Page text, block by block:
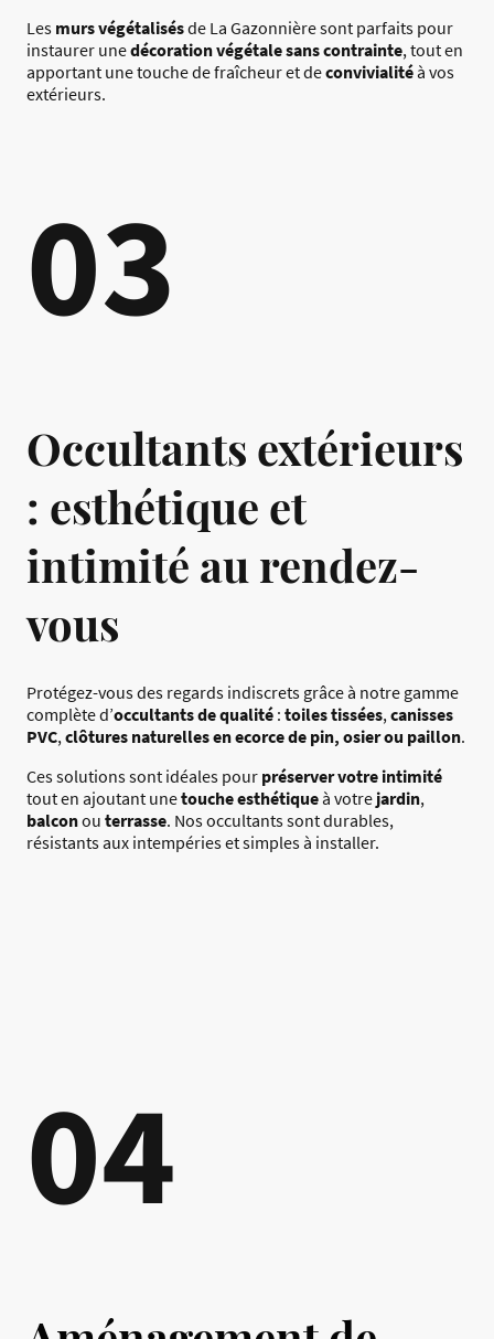
Les murs végétalisésde La Gazonnière sont parfaits pour
instaurer unedécoration végétale sans contrainte, tout en
apportant une touche de fraîcheur et deconvivialitéà vos
extérieurs.
03
Occultants extérieurs
: esthétique et
intimité au rendez-
vous
Protégez-vous des regards indiscrets grâce à notre gamme
complète d’occultants de qualité : toiles tissées,canisses
PVC,clôtures naturelles en ecorce de pin, osier ou paillon.
Ces solutions sont idéales pour préserver votre intimité
tout en ajoutant unetouche esthétiqueà votre jardin,
balconou terrasse. Nos occultants sont durables,
résistants aux intempéries et simples à installer.
04